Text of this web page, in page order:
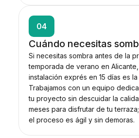
04
Cuándo necesitas
Si necesitas sombra antes de la
temporada de verano en
instalación exprés en 15 días es
Trabajamos con un equipo
tu proyecto sin descuidar la
meses para disfrutar de tu
el proceso es ágil y sin demoras.